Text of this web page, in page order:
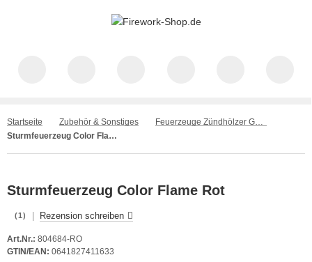
Startseite Zubehör & Sonstiges
Feuerzeuge Zündhölzer Gasbrenner
Sturmfeuerzeug Color Flame Rot
Sturmfeuerzeug Color Flame Rot
(1) Rezension schreiben
Art.Nr.: 804684-RO
GTIN/EAN: 0641827411633